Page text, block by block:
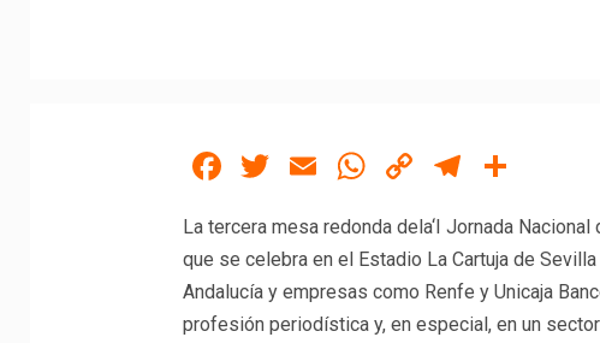
Facebook
Twitter
EmailWhatsApp
CopyTelegram
La tercera mesa redonda dela‘I Jornada
que se celebra en el Estadio La Cartuja de
Andalucía y empresas como Renfe y Unicaja
profesión periodística y, en especial, en un